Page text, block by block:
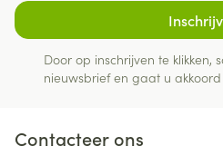
Door op inschrijven te klikken,
nieuwsbrief en gaat u
Contacteer ons